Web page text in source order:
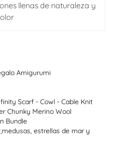
llenas de naturaleza y
Amigurumi
Scarf - Cowl - Cable Knit
Chunky Merino Wool
Bundle
estrellas de mar y